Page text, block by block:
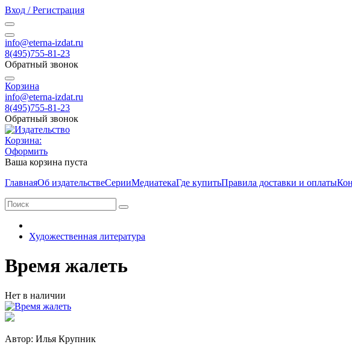
Вход / Регистрация
info@eterna-izdat.ru
8(495)755-81-23
Обратный звонок
Корзина
info@eterna-izdat.ru
8(495)755-81-23
Обратный звонок
Корзина:
Оформить
Ваша корзина пуста
ГлавнаяОб издательствеСерииМедиатекаГде купитьПравила доставки и оплаты
Художественная литература
Время жалеть
Нет в наличии
Автор: Илья Крупник